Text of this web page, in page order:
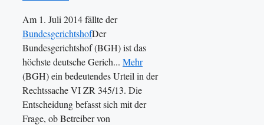
Am 1. Juli 2014 fällte der
BundesgerichtshofDer
Bundesgerichtshof (BGH) ist das
höchste deutsche Gerich... Mehr
(BGH) ein bedeutendes Urteil in der
Rechtssache VI ZR 345/13. Die
Entscheidung befasst sich mit der
Frage, ob Betreiber von